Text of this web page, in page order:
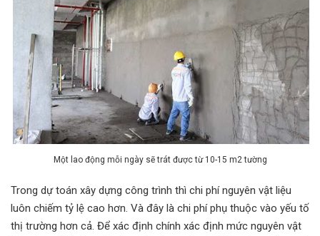
Một lao động mỗi ngày sẽ trát được từ 10-15 m2 tường
Trong dự toán xây dựng công trình thì chi phí nguyên vật liệu
luôn chiếm tỷ lệ cao hơn. Và đây là chi phí phụ thuộc vào yếu tố
thị trường hơn cả. Để xác định chính xác định mức nguyên vật